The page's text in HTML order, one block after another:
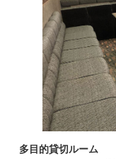
多目的貸切ルーム